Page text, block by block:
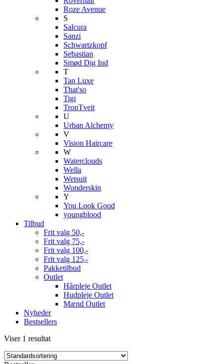
Roze Avenue
S
Salcura
Sanzi
Schwartzkopf
Sebastian
Smød Dig Ind
T
Tan Luxe
That'so
Tigi
TronTveit
U
Urban Alchemy
V
Vision Haircare
W
Waterclouds
Wella
Wetsuit
Wonderskin
Y
You Look Good
youngblood
Tilbud
Frit valg 50,-
Frit valg 75,-
Frit valg 100,-
Frit valg 125,-
Pakketilbud
Outlet
Hårpleje Outlet
Hudpleje Outlet
Mænd Outlet
Nyheder
Bestsellers
Viser 1 resultat